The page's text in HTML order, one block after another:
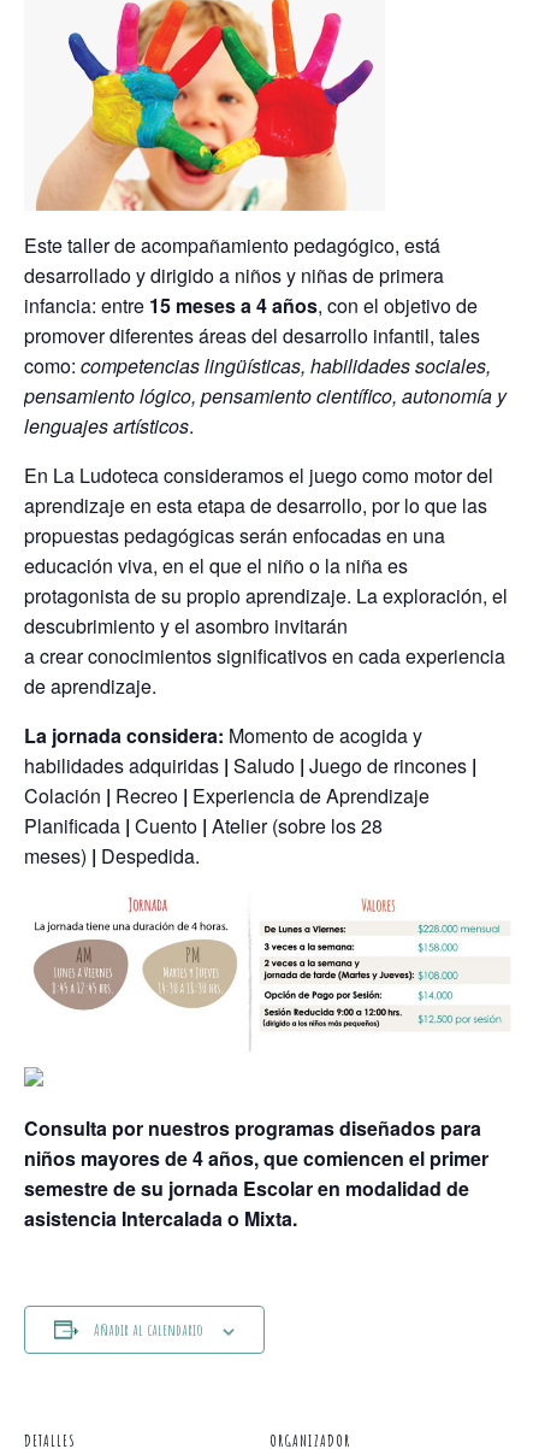
Este taller de acompañamiento pedagógico, está
desarrollado y dirigido a niños y niñas de primera
infancia: entre 15 meses a 4 años, con el objetivo de
promover diferentes áreas del desarrollo infantil, tales
como: competencias lingüísticas, habilidades sociales,
pensamiento lógico, pensamiento científico, autonomía y
lenguajes artísticos.
En La Ludoteca consideramos el juego como motor del
aprendizaje en esta etapa de desarrollo, por lo que las
propuestas pedagógicasserán enfocadas en una
educación viva, en el que el niño o la niña es
protagonista de su propio aprendizaje. La exploración, el
descubrimiento y el asombro invitarán
acrearconocimientos significativos en cada experiencia
de aprendizaje.
La jornada considera: Momento de acogida y
habilidades adquiridas | Saludo | Juego de rincones |
Colación | Recreo | Experiencia de Aprendizaje
Planificada | Cuento | Atelier (sobre los 28
meses) | Despedida.
Consulta por nuestros programas diseñados para
niños mayores de 4 años, que comiencen el primer
semestre de su jornada Escolar en modalidad de
asistencia Intercalada o Mixta.
Añadir al calendario
DETALLES ORGANIZADOR